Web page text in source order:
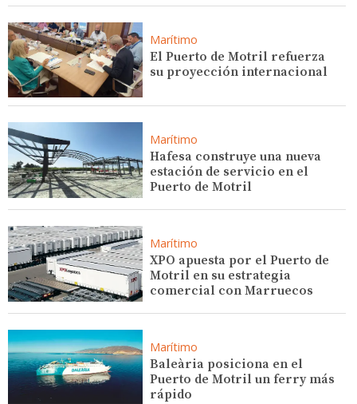
Marítimo
El Puerto de Motril refuerza
su proyección internacional
Marítimo
Hafesa construye una nueva
estación de servicio en el
Puerto de Motril
Marítimo
XPO apuesta por el Puerto de
Motril en su estrategia
comercial con Marruecos
Marítimo
Baleària posiciona en el
Puerto de Motril un ferry más
rápido